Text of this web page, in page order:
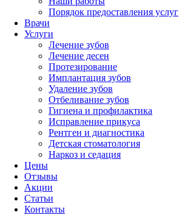
Порядок предоставления услуг
Врачи
Услуги
Лечение зубов
Лечение десен
Протезирование
Имплантация зубов
Удаление зубов
Отбеливание зубов
Гигиена и профилактика
Исправление прикуса
Рентген и диагностика
Детская стоматология
Наркоз и седация
Цены
Отзывы
Акции
Статьи
Контакты